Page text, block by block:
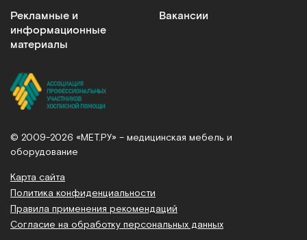
Рекламные и
информационные
материалы
Вакансии
© 2009-2026 «МЕТ.РУ» – медицинская мебель и
оборудование
Карта сайта
Политика конфиденциальности
Правила применения рекомендаций
Согласие на обработку персональных данных